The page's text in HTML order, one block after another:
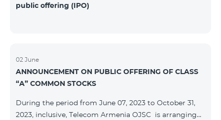
public offering (IPO)
02 June
ANNOUNCEMENT ON PUBLIC OFFERING OF CLASS
“A” COMMON STOCKS
During the period from June 07, 2023 to October 31,
2023, inclusive, Telecom Armenia OJSC is arranging